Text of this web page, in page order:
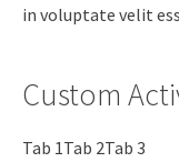
in voluptate velit
Custom
Tab 1Tab 2Tab 3